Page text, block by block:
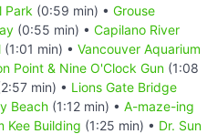
Park (0:59 min) • Grouse
(0:55 min) • Capilano River
(1:01 min) • Vancouver Aquarium
Point & Nine O'Clock Gun (1:08
min) • Lions Gate Bridge
Beach (1:12 min) • A-maze-ing
Kee Building (1:25 min) • Dr. Sun